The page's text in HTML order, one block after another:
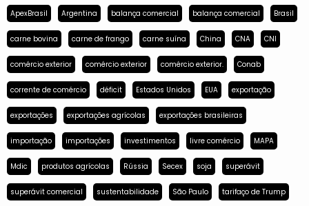
ApexBrasil Argentina balança comercial balança comercial Brasil
carne bovina carne de frango carne suína China CNA CNI
comércio exterior comércio exterior comércio exterior. Conab
corrente de comércio déficit Estados Unidos EUA exportação
exportações exportações agrícolas exportações brasileiras
importação importações investimentos livre comércio MAPA
Mdic produtos agrícolas Rússia Secex soja superávit
superávit comercial sustentabilidade São Paulo tarifaço de Trump